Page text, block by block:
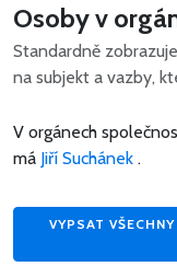
Osoby v
Standardně
na subjekt a vazby,
V orgánech
má Jiří Suchánek .
VYPSAT